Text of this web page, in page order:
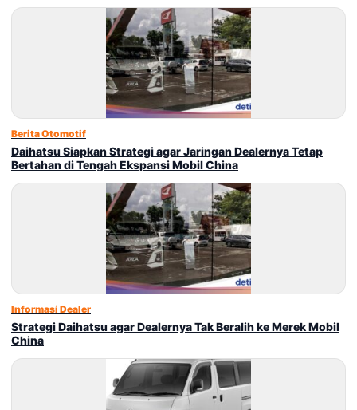
Berita Otomotif
Daihatsu Siapkan Strategi agar Jaringan Dealernya Tetap
Bertahan di Tengah Ekspansi Mobil China
Informasi Dealer
Strategi Daihatsu agar Dealernya Tak Beralih ke Merek Mobil
China